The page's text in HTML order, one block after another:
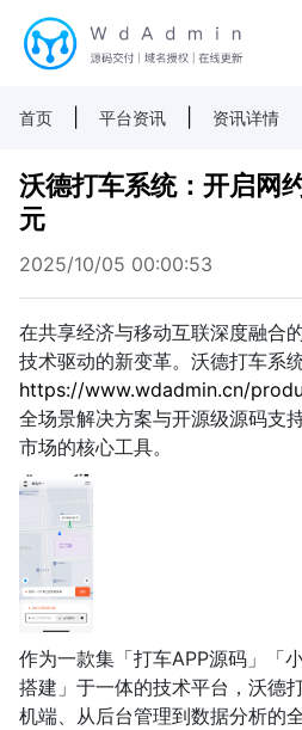
首页 平台资讯 资讯详情
沃德打车系统：开启网
元
2025/10/05 00:00:53
在共享经济与移动互联深度融合
技术驱动的新变革。沃德打车系
https://www.wdadmin.cn/
全场景解决方案与开源级源码支
市场的核心工具。
作为一款集「打车APP源码」「
搭建」于一体的技术平台，沃德
机端、从后台管理到数据分析的